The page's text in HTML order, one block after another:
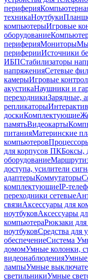
периферия
техникаНоутбуки
компьютерыИгровые
оборудование
периферияМониторы
периферииИсточники
ИБПСтабилизаторы
напряженияСетевые
камерыИгровые
акустикаНаушники и
переходникиЗарядные,
репликаторы
доскиКомплектующие
памятьВидеокарты
питанияМатеринские
компьютеров
для корпусов ПКБоксы,
оборудование
доступа, усилители
адаптерыКоммутаторы
комплектующиеIP-
переходники сетевые
связиАксессуары для
ноутбуковАксессуары
компьютераРюкзаки для
ноутбуковСредства для
обеспечениеСистема
домомУмные колонки,
видеонаблюденияУмные
лампыУмные
светильникиУмные